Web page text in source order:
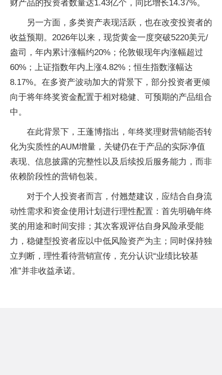
财产品的投资者数量达1.43亿个，同比增长14.37%。
另一方面，多类资产表现活跃，也在改变投资者的
收益预期。2026年以来，现货黄金一度突破5220美元/
盎司，年内累计涨幅约20%；伦敦银现年内涨幅超过
60%；上证指数年内上涨4.82%；恒生指数涨幅达
8.17%。在多资产波动加大的背景下，部分投资者更倾
向于将年终奖资金配置于相对稳健、可预期的产品组合
中。
在此背景下，王蓬博指出，年终奖理财营销能否转
化为实质性的AUM增量，关键仍在于产品的实际净值
表现、信息披露的完整性以及后续投后服务能力，而非
依赖阶段性的营销包装。
对于个人投资者而言，付翘楚建议，应结合自身流
动性需求和资金使用计划进行理性配置：首先明确年终
奖的用途和时间安排；其次客观评估自身风险承受能
力，稳健型投资者应以中低风险资产为主；同时保持独
立判断，理性看待营销宣传，充分认识“业绩比较基
准”并非收益承诺。